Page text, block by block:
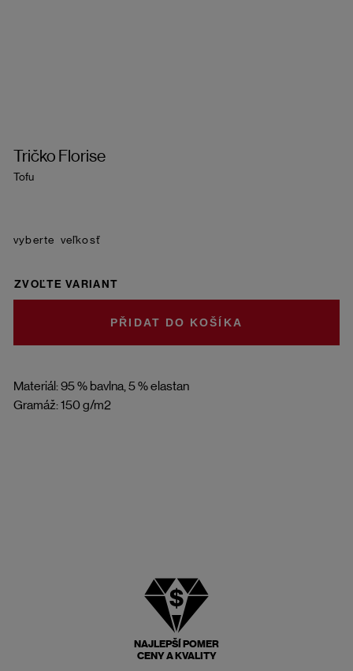
Tričko Florise
Tofu
Materiál: 95 % bavlna, 5 % elastan
Gramáž: 150 g/m2
veľkosť
ZVOĽTE VARIANT
DO KOŠÍKA
NAJLEPŠÍ POMER
CENY A KVALITY